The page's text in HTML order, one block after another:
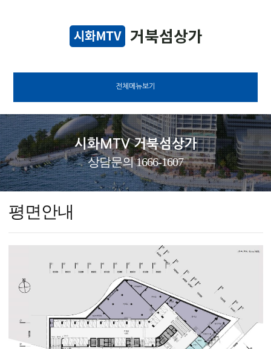
전체메뉴보기
시화MTV 거북섬상가
상담문의 1666-1607
평면안내